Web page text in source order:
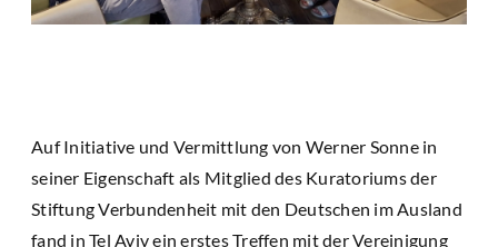
Auf Initiative und Vermittlung von Werner Sonne in
seiner Eigenschaft als Mitglied des Kuratoriums der
Stiftung Verbundenheit mit den Deutschen im Ausland
fand in Tel Aviv ein erstes Treffen mit der Vereinigung